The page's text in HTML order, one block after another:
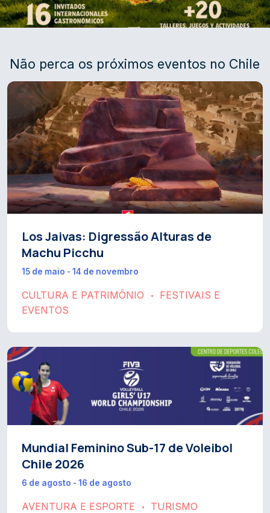
Não perca os próximos eventos no Chile
Los Jaivas: Digressão Alturas de
Machu Picchu
15 de maio - 14 de novembro
CULTURA E PATRIMÔNIO •
FESTIVAIS E
EVENTOS
Mundial Feminino Sub-17 de Voleibol
Chile 2026
6 de agosto - 16 de agosto
AVENTURA E ESPORTE •
TURISMO